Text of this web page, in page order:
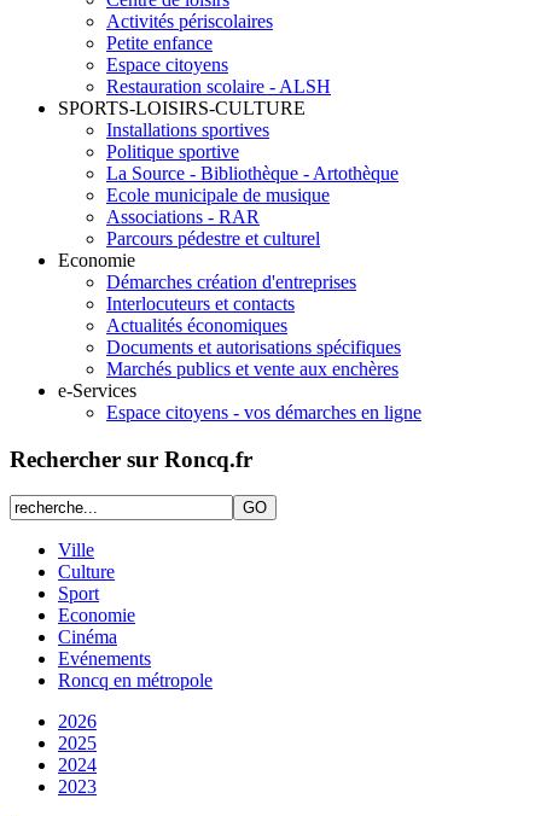
Activités périscolaires
Petite enfance
Espace citoyens
Restauration scolaire - ALSH
SPORTS-LOISIRS-CULTURE
Installations sportives
Politique sportive
La Source - Bibliothèque - Artothèque
Ecole municipale de musique
Associations - RAR
Parcours pédestre et culturel
Economie
Démarches création d'entreprises
Interlocuteurs et contacts
Actualités économiques
Documents et autorisations spécifiques
Marchés publics et vente aux enchères
e-Services
Espace citoyens - vos démarches en ligne
Rechercher sur Roncq.fr
Ville
Culture
Sport
Economie
Cinéma
Evénements
Roncq en métropole
2026
2025
2024
2023